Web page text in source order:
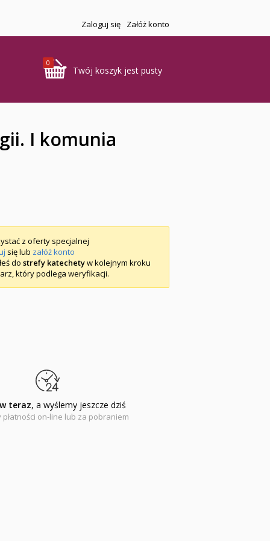
Zaloguj się Załóż konto
0
Twój koszyk jest pusty
I komunia
z oferty specjalnej
się lub załóż konto
do strefy katechetyw kolejnym kroku
który podlega weryfikacji.
teraz, a wyślemy jeszcze dziś
płatności on-line lub za pobraniem